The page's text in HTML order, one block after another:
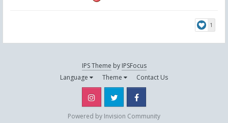
1
IPS Theme by IPSFocus
Language
Theme Contact Us
Instagram Twitter
Powered by Invision Community